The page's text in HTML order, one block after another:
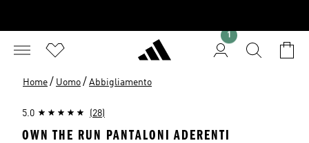
1
Home / Uomo / Abbigliamento
5.0 (28)
OWN THE RUN PANTALONI ADERENTI